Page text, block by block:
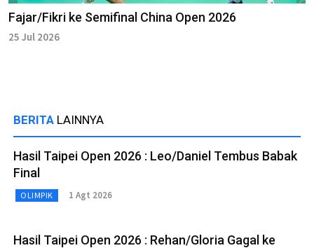
Fajar/Fikri ke Semifinal China Open 2026
25 Jul 2026
BERITA LAINNYA
Hasil Taipei Open 2026 : Leo/Daniel Tembus Babak
Final
OLIMPIK 1 Agt 2026
Hasil Taipei Open 2026 : Rehan/Gloria Gagal ke